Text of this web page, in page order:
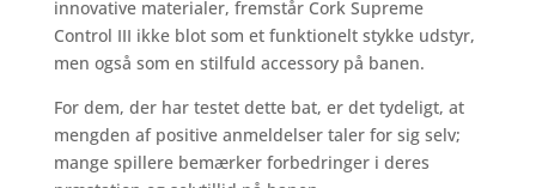
innovative materialer, fremstår Cork Supreme
Control III ikke blot som et funktionelt stykke udstyr,
men også som en stilfuld accessory på banen.
For dem, der har testet dette bat, er det tydeligt, at
mengden af positive anmeldelser taler for sig selv;
mange spillere bemærker forbedringer i deres